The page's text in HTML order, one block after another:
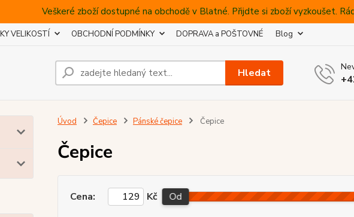
Veškeré zboží dostupné na obchodě v Blatné. Přijdte si zboží vyzkoušet.
VELIKOSTÍ OBCHODNÍ PODMÍNKY DOPRAVA a POŠTOVNÉ Blog
Hledat
Úvod Čepice Pánské čepice Čepice
Čepice
Cena: Kč Od